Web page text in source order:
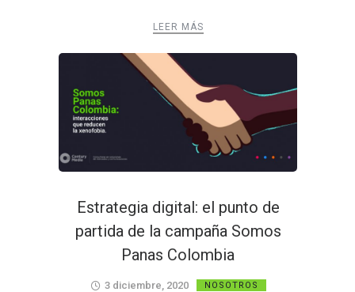
LEER MÁS
Estrategia digital: el punto de
partida de la campaña Somos
Panas Colombia
3 diciembre, 2020 NOSOTROS